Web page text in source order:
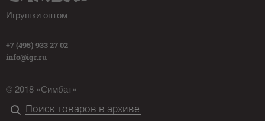
Игрушки оптом
+7 (495) 933 27 02
info@igr.ru
© 2018 «Симбат»